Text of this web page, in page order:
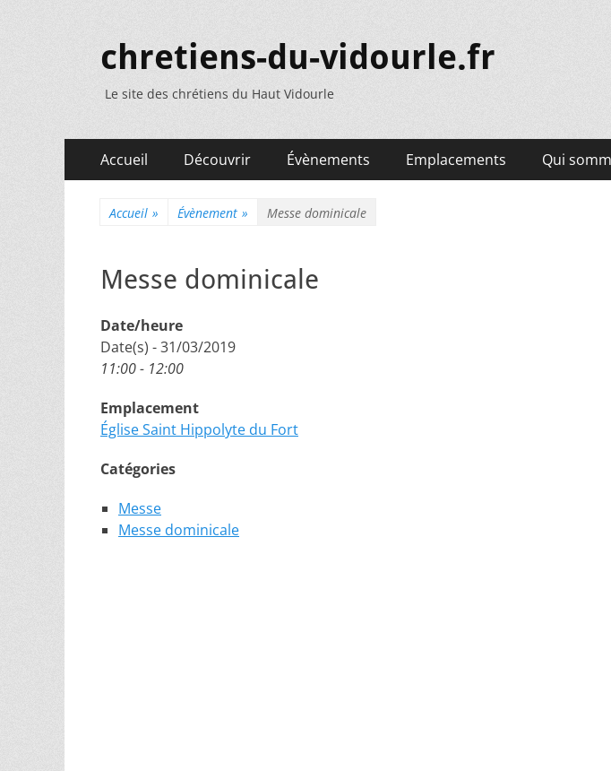
chretiens-du-vidourle.fr
Le site des chrétiens du Haut Vidourle
Menu
principal
Accueil Découvrir Évènements Emplacements Qui
Accueil » Évènement » Messe dominicale
Messe dominicale
Date/heure
Date(s) - 31/03/2019
11:00 - 12:00
Emplacement
Église Saint Hippolyte du Fort
Catégories
Messe
Messe dominicale